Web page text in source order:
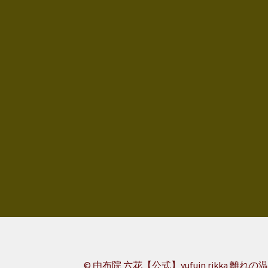
© 由布院 六花【公式】yufuin rikka 離れの